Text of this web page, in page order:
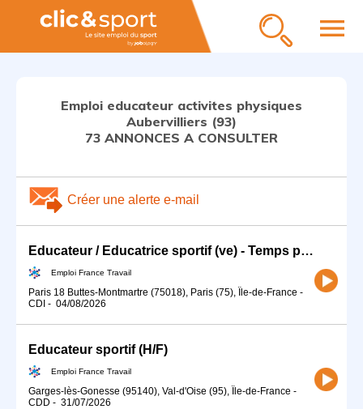
menu
Emploi educateur activites physiques
Aubervilliers (93)
73 ANNONCES A CONSULTER
Créer une alerte e-mail
Educateur / Educatrice sportif (ve) - Temps partiel 10h/semaine (H/F)
Emploi France Travail
Paris 18 Buttes-Montmartre (75018), Paris (75), Île-de-France -
CDI - 04/08/2026
Educateur sportif (H/F)
Emploi France Travail
Garges-lès-Gonesse (95140), Val-d'Oise (95), Île-de-France -
CDD - 31/07/2026